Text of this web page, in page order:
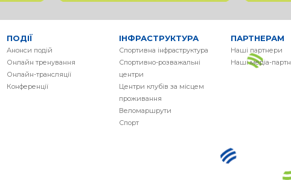
ПОДІЇ
Анонси подій
Онлайн тренування
Онлайн-трансляції
Конференції
ІНФРАСТРУКТУРА
Спортивна інфраструктура
Спортивно-розважальні
центри
Центри клубів за місцем
проживання
Веломаршрути
Спорт
ПАРТНЕРАМ
Наші партнери
Наші медіа-